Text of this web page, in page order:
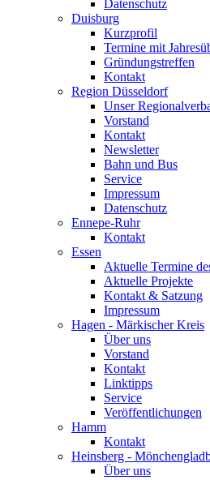
Datenschutz
Duisburg
Kurzprofil
Termine mit
Gründungstreffen
Kontakt
Region Düsseldorf
Unser
Vorstand
Kontakt
Newsletter
Bahn und Bus
Service
Impressum
Datenschutz
Ennepe-Ruhr
Kontakt
Essen
Aktuelle Termine
Aktuelle Projekte
Kontakt & Satzung
Impressum
Hagen - Märkischer Kreis
Über uns
Vorstand
Kontakt
Linktipps
Service
Veröffentlichungen
Hamm
Kontakt
Heinsberg -
Über uns